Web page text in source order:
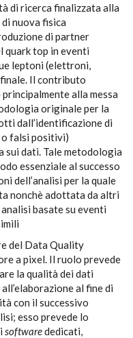
di ricerca finalizzata alla
nuova fisica
di partner
quark top in eventi
leptoni (elettroni,
Il contributo
alla messa
originale per la
dall’identificazione di
falsi positivi)
sui dati. Tale metodologia
essenziale al successo
dell’analisi per la quale
nonchè adottata da altri
basate su eventi
del Data Quality
a pixel. Il ruolo prevede
la qualità dei dati
al fine di
con il successivo
esso prevede lo
softwarededicati,